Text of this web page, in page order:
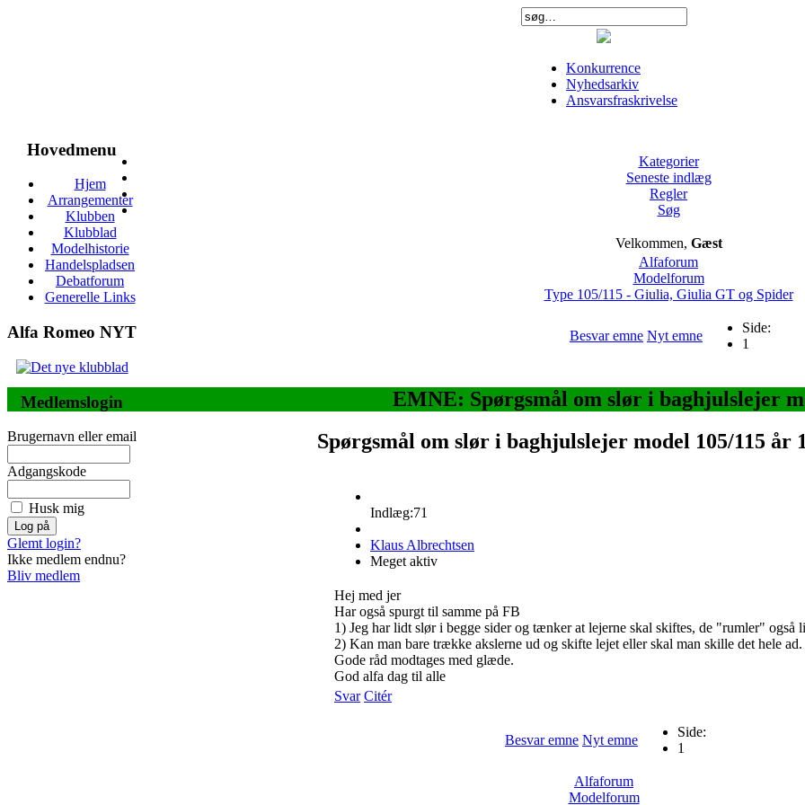
Konkurrence
Nyhedsarkiv
Ansvarsfraskrivelse
Hovedmenu
Hjem
Arrangementer
Klubben
Klubblad
Modelhistorie
Handelspladsen
Debatforum
Generelle Links
Alfa Romeo NYT
Medlemslogin
Brugernavn eller email
Adgangskode
Husk mig
Glemt login?
Ikke medlem endnu?
Bliv medlem
Kategorier
Seneste indlæg
Regler
Søg
Velkommen, Gæst
Alfaforum
Modelforum
Type 105/115 - Giulia, Giulia GT og Spider
Besvar emne Nyt emne
Side:
1
EMNE: Spørgsmål om slør i baghjulslejer
Spørgsmål om slør i baghjulslejer model 105/115 år
Indlæg:71
Klaus Albrechtsen
Meget aktiv
Hej med jer
Har også spurgt til samme på FB
1) Jeg har lidt slør i begge sider og tænker at lejerne skal skiftes, de "rumler" også
2) Kan man bare trække akslerne ud og skifte lejet eller skal man skille det hele ad.
Gode råd modtages med glæde.
God alfa dag til alle
Svar Citér
Besvar emne Nyt emne
Side:
1
Alfaforum
Modelforum